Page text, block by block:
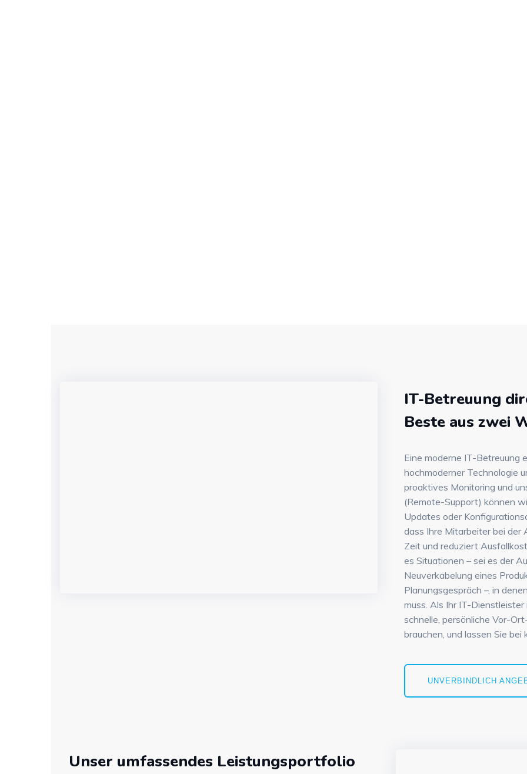
IT-Betreuung
Beste aus zwei
Eine moderne IT-Betreuung
hochmoderner Technologie
proaktives Monitoring und
(Remote-Support) können
Updates oder
dass Ihre Mitarbeiter bei
Zeit und reduziert
es Situationen – sei es der
Neuverkabelung eines
Planungsgespräch –, in
muss. Als Ihr IT-
schnelle, persönliche Vor-
brauchen, und lassen Sie
UNVERBINDLICH
Unser umfassendes Leistungsportfolio